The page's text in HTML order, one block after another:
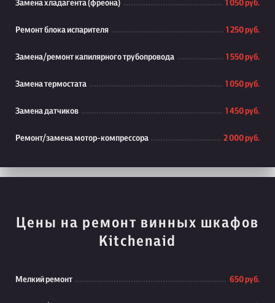
Замена хладагента (фреона) 1 050 руб.
Ремонт блока испарителя 1 250 руб.
Замена/ремонт капилярного трубопровода 1 550 руб.
Замена термостата 1 050 руб.
Замена датчиков 1 450 руб.
Ремонт/замена мотор-компрессора 2 000 руб.
Цены на ремонт винных шкафов
Kitchenaid
Мелкий ремонт 650 руб.